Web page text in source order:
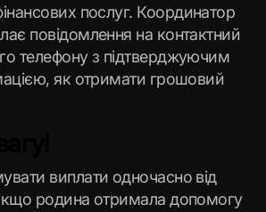
послуг. Координатор
повідомлення на контактний
телефону з підтверджуючим
як отримати грошовий
виплати одночасно від
родина отримала допомогу